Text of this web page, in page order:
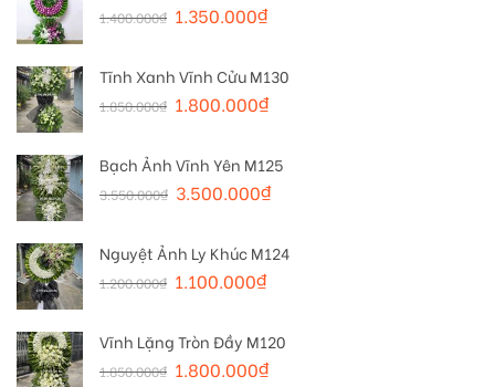
1.400.000₫ 1.350.000₫
Tĩnh Xanh Vĩnh Cửu M130
1.850.000₫ 1.800.000₫
Bạch Ảnh Vĩnh Yên M125
3.550.000₫ 3.500.000₫
Nguyệt Ảnh Ly Khúc M124
1.200.000₫ 1.100.000₫
Vĩnh Lặng Tròn Đầy M120
1.850.000₫ 1.800.000₫